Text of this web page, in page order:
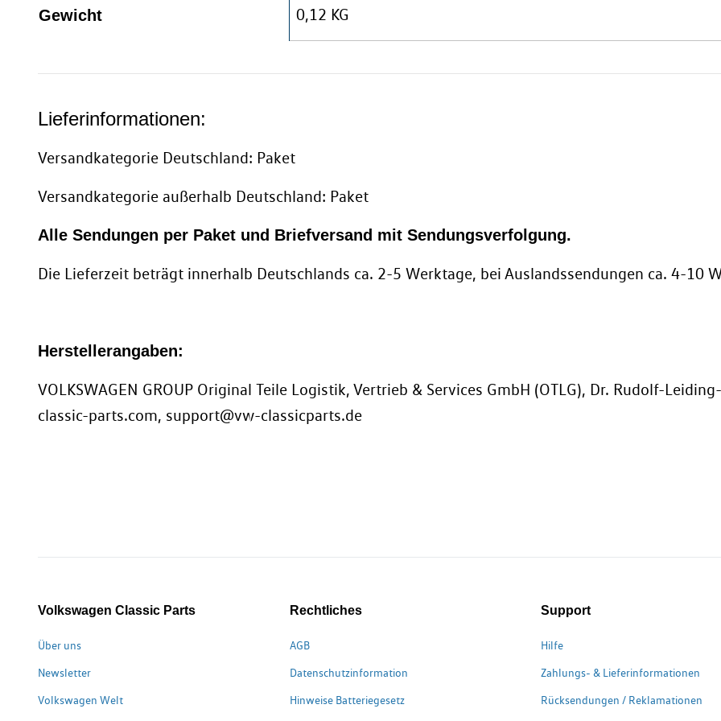
Gewicht 0,12 KG
Lieferinformationen:
Versandkategorie Deutschland: Paket
Versandkategorie außerhalb Deutschland: Paket
Alle Sendungen per Paket und Briefversand mit Sendungsverfolgung.
Die Lieferzeit beträgt innerhalb Deutschlands ca. 2-5 Werktage, bei Auslandssendungen ca. 4-10
Herstellerangaben:
VOLKSWAGEN GROUP Original Teile Logistik, Vertrieb & Services GmbH (OTLG), Dr. Rudolf-
classic-parts.com, support@vw-classicparts.de
Volkswagen Classic Parts
Über uns
Newsletter
Volkswagen Welt
Rechtliches
AGB
Datenschutzinformation
Hinweise Batteriegesetz
Support
Hilfe
Zahlungs- & Lieferinformationen
Rücksendungen / Reklamationen